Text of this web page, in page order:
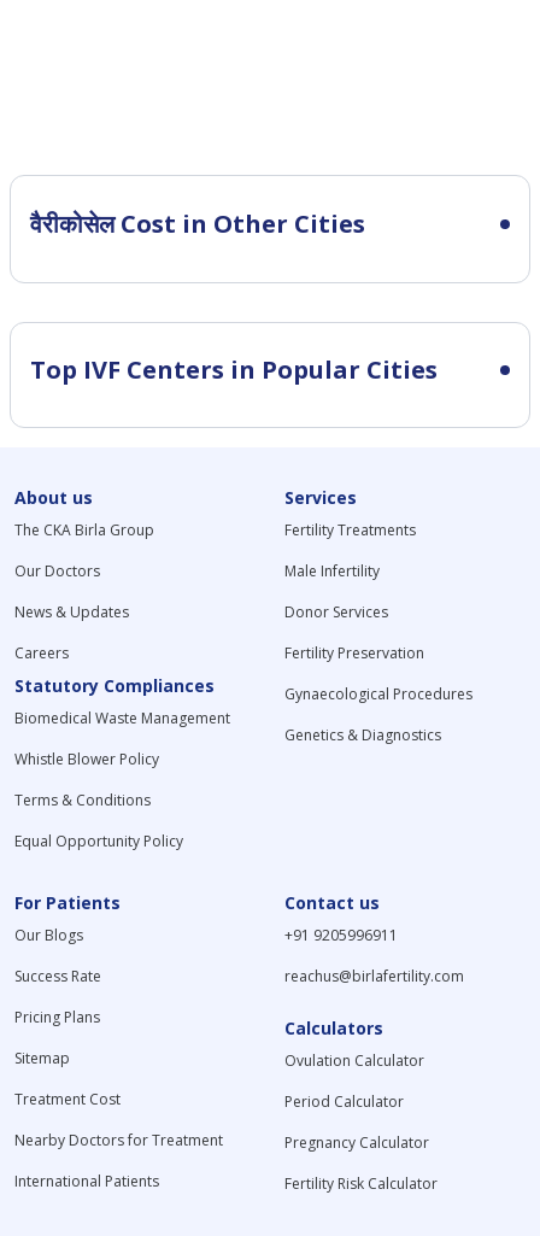
वैरीकोसेल Cost in Other Cities
Top IVF Centers in Popular Cities
About us
The CKA Birla Group
Our Doctors
News & Updates
Careers
Statutory Compliances
Biomedical Waste Management
Whistle Blower Policy
Terms & Conditions
Equal Opportunity Policy
Services
Fertility Treatments
Male Infertility
Donor Services
Fertility Preservation
Gynaecological Procedures
Genetics & Diagnostics
For Patients
Our Blogs
Success Rate
Pricing Plans
Sitemap
Treatment Cost
Nearby Doctors for Treatment
International Patients
Contact us
+91 9205996911
reachus@birlafertility.com
Calculators
Ovulation Calculator
Period Calculator
Pregnancy Calculator
Fertility Risk Calculator